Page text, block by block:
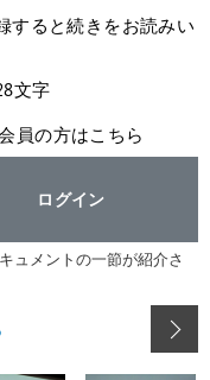
すると続きをお読みい
文字
員の方はこちら
ログイン
ュメントの一節が紹介さ